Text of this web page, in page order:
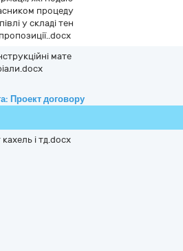
процеду
у складі тен
мате
Проект договору
і тд.docx